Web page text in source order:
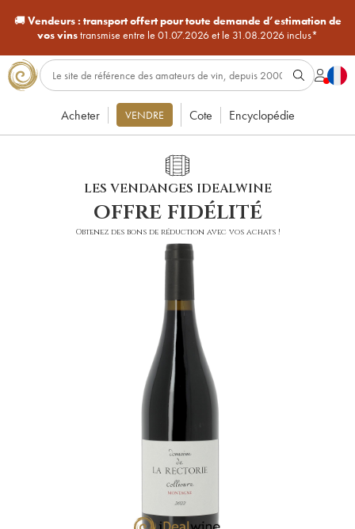
🚚Vendeurs : transport offert pour toute demande d’estimation de
vos vinstransmise entre le 01.07.2026 et le 31.08.2026 inclus*
Acheter VENDRE Cote Encyclopédie
LES VENDANGES IDEALWINE
offre fidélité
Obtenez des bons de réduction avec vos achats !